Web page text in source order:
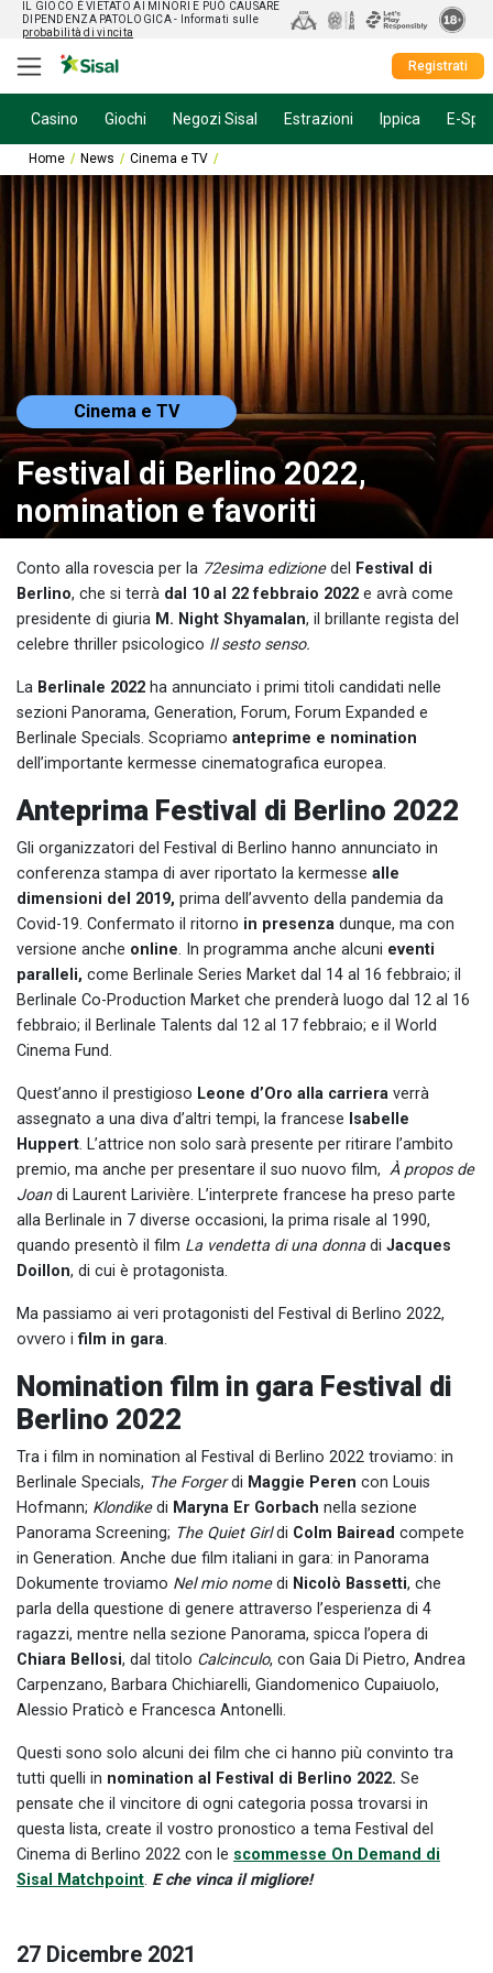
IL GIOCO È VIETATO AI MINORI E PUÒ CAUSARE
DIPENDENZA PATOLOGICA - Informati sulle
probabilità di vincita
Registrati
Casino Giochi Negozi Sisal Estrazioni Ippica E-
Home News Cinema e TV
Cinema e TV
Festival di Berlino 2022,
nomination e favoriti
Conto alla rovescia per la 72esima edizionedel
Festival di
Berlino, che si terrà dal 10 al 22 febbraio 2022 e avrà come
presidente di giuria M. Night Shyamalan, il brillante regista del
celebre thriller psicologico Il sesto senso.
La Berlinale 2022 ha annunciato i primi titoli candidati nelle
sezioni Panorama, Generation, Forum, Forum Expanded e
Berlinale Specials. Scopriamo anteprime e nomination
dell’importante kermesse cinematografica europea.
Anteprima Festival di Berlino 2022
Gli organizzatori del Festival di Berlino hanno annunciato in
conferenza stampa di aver riportato la kermesse alle
dimensioni del 2019, prima dell’avvento della pandemia da
Covid-19. Confermato il ritorno in presenza dunque, ma con
versione anche online. In programma anche alcuni eventi
paralleli, come Berlinale Series Market dal 14 al 16 febbraio; il
Berlinale Co-Production Market che prenderà luogo dal 12 al 16
febbraio; il Berlinale Talents dal 12 al 17 febbraio; e il World
Cinema Fund.
Quest’anno il prestigioso Leone d’Oro alla carriera verrà
assegnato a una diva d’altri tempi, la francese Isabelle
Huppert. L’attrice non solo sarà presente per ritirare l’ambito
premio, ma anche per presentare il suo nuovo film, À propos de
Joandi Laurent Larivière. L’interprete francese ha preso parte
alla Berlinale in 7 diverse occasioni, la prima risale al 1990,
quando presentò il film La vendetta di una donnadi Jacques
Doillon, di cui è protagonista.
Ma passiamo ai veri protagonisti del Festival di Berlino 2022,
ovvero ifilm in gara.
Nomination film in gara Festival di
Berlino 2022
Tra i film in nomination al Festival di Berlino 2022 troviamo: in
Berlinale Specials, The Forgerdi Maggie Peren con Louis
Hofmann; Klondikedi Maryna Er Gorbach nella sezione
Panorama Screening; The Quiet Girldi Colm Bairead compete
in Generation. Anche due film italiani in gara: in Panorama
Dokumente troviamo Nel mio nomedi Nicolò Bassetti, che
parla della questione di genere attraverso l’esperienza di 4
ragazzi, mentre nella sezione Panorama, spicca l’opera di
Chiara Bellosi, dal titolo Calcinculo, con Gaia Di Pietro, Andrea
Carpenzano, Barbara Chichiarelli, Giandomenico Cupaiuolo,
Alessio Praticò e Francesca Antonelli.
Questi sono solo alcuni dei film che ci hanno più convinto tra
tutti quelli in nomination al Festival di Berlino 2022. Se
pensate che il vincitore di ogni categoria possa trovarsi in
questa lista, create il vostro pronostico a tema Festival del
Cinema di Berlino 2022 con le scommesse On Demand di
Sisal Matchpoint. E che vinca il migliore!
27 Dicembre 2021